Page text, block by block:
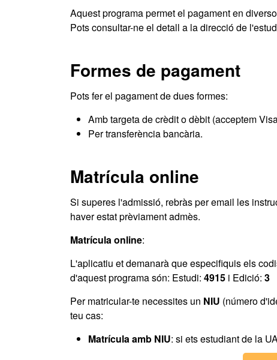
Aquest programa permet el pagament en
Pots consultar-ne el detall a la direcció de
Formes de pagament
Pots fer el pagament de dues formes:
Amb targeta de crèdit o dèbit (acceptem
Per transferència bancària.
Matrícula online
Si superes l'admissió, rebràs per email les
haver estat prèviament admès.
Matrícula online:
L'aplicatiu et demanarà que especifiquis els
d'aquest programa són: Estudi: 4915 i Edició: 3
Per matricular-te necessites un NIU (número
teu cas:
Matrícula amb NIU: si ets estudiant de la